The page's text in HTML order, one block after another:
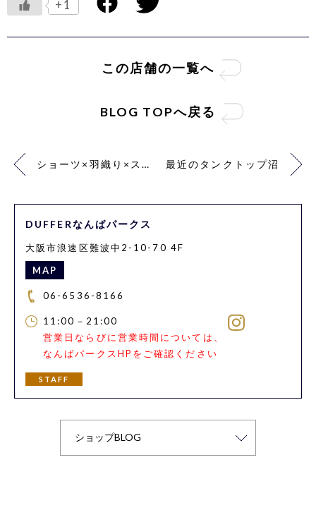
+1
この店舗の一覧へ
BLOG TOPへ戻る
ショーツ×羽織り×スニーカー 最近のタンクトップ沼
DUFFERなんばパークス
大阪市浪速区難波中2-10-70 4F
MAP
06-6536-8166
11:00－21:00
営業日ならびに営業時間については、
なんばパークスHPをご確認ください
STAFF